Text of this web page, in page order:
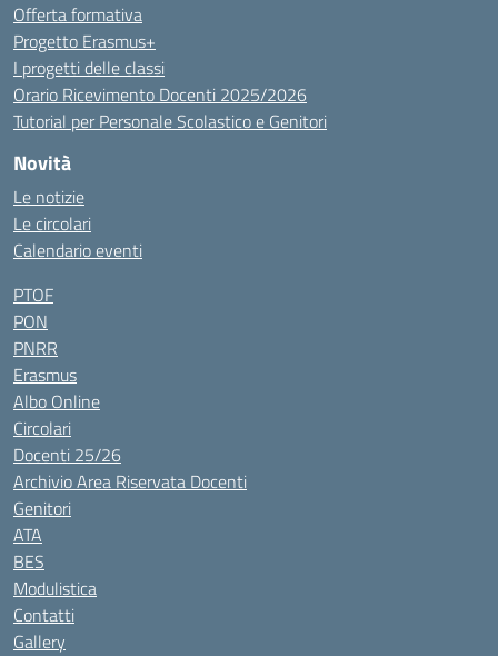
Offerta formativa
Progetto Erasmus+
I progetti delle classi
Orario Ricevimento Docenti 2025/2026
Tutorial per Personale Scolastico e Genitori
Novità
Le notizie
Le circolari
Calendario eventi
PTOF
PON
PNRR
Erasmus
Albo Online
Circolari
Docenti 25/26
Archivio Area Riservata Docenti
Genitori
ATA
BES
Modulistica
Contatti
Gallery